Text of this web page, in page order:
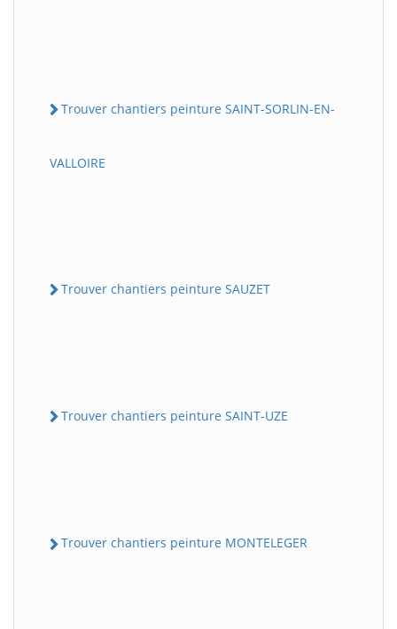
Trouver chantiers peinture SAINT-SORLIN-EN-
VALLOIRE
Trouver chantiers peinture SAUZET
Trouver chantiers peinture SAINT-UZE
Trouver chantiers peinture MONTELEGER